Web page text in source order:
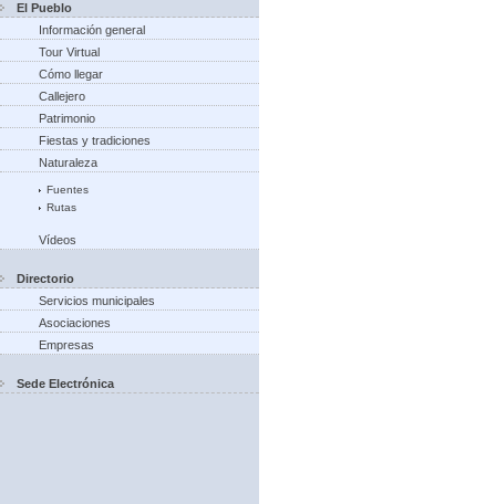
El Pueblo
Información general
Tour Virtual
Cómo llegar
Callejero
Patrimonio
Fiestas y tradiciones
Naturaleza
Fuentes
Rutas
Vídeos
Directorio
Servicios municipales
Asociaciones
Empresas
Sede Electrónica